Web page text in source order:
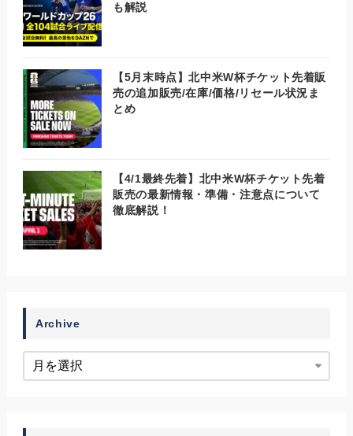
も解説
【5月末時点】北中米W杯チケット先着販
売の追加販売/在庫/価格/リセール状況ま
とめ
【4/1最終先着】北中米W杯チケット先着
販売の最新情報・準備・注意点について
徹底解説！
Archive